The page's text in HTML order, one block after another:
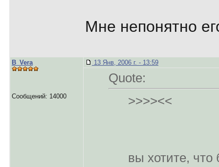
Мне непонятно
B_Vera
Сообщений: 14000
13 Янв, 2006 г. - 13:59
Quote:
>>>><<
вы хотите,